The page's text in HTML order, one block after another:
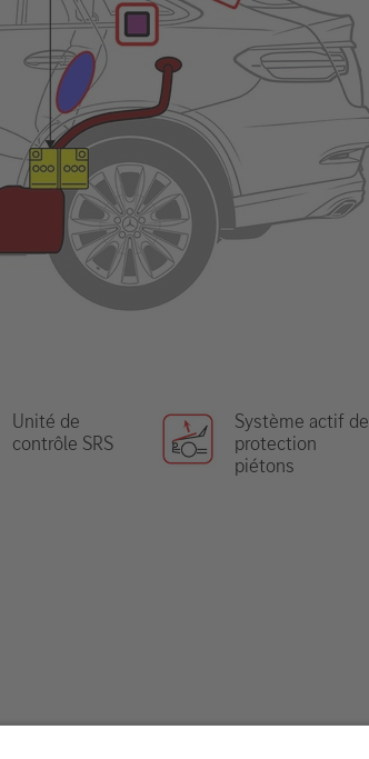
Unité de
contrôle SRS
Système actif de
protection
piétons